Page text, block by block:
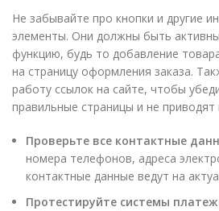
Не забывайте про кнопки и другие
элементы. Они должны быть
функцию, будь то добавление
на страницу оформления заказа.
работу ссылок на сайте, чтобы
правильные страницы и не
Проверьте все контактные
номера телефонов, адреса
контактные данные ведут на
Протестируйте системы